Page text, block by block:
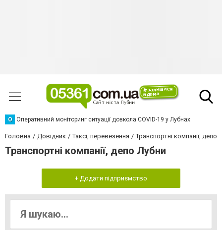
О Оперативний моніторинг ситуації довкола COVID-19 у Лубнах
Головна Довідник Таксі, перевезення Транспортні компанії, депо
Транспортні компанії, депо Лубни
+ Додати підприємство